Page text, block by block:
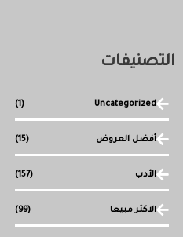
التصنيفات
Uncategorized
(1)
أفضل العروض (15)
الأدب (157)
الاكثر مبيعا (99)